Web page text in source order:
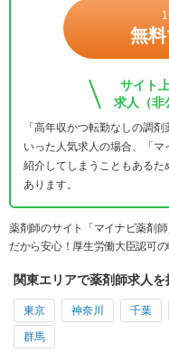
無料
サイト
求人（非
「高年収かつ転勤なしの調
いった人気求人の場合、「
紹介してしまうこともあるた
あります。
薬剤師のサイト「マイナビ薬剤
だから安心！厚生労働大臣認可の
関東エリアで薬剤師求人を
東京 神奈川 千葉
群馬